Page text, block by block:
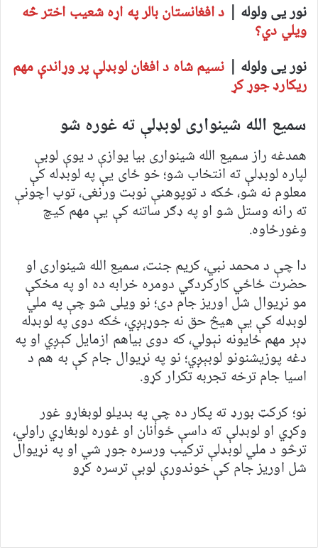
نور یی ولوله | د افغانستان بالر په اړه شعیب اختر څه
ویلي دي؟
نور یی ولوله | نسیم شاه د افغان لوبډلې پر وړاندې مهم
ریکارډ جوړ کړ
سمیع الله شینواری لوبډلې ته غوره شو
همدغه راز سمیع الله شینواری بیا یوازې د یوې لوبې
لپاره لوبډلې ته انتخاب شو؛ خو ځای یې په لوبډله کې
معلوم نه شو، ځکه د توپوهنې نوبت ورنغی، توپ اچونې
ته رانه وستل شو او په ډګر ساتنه کې یې مهم کیچ
وغورځاوه.
دا چې د محمد نبي، کریم جنت، سمیع الله شینواری او
حضرت ځاځي کارکردګي دومره خرابه ده او په مخکې
مو نړیوال شل اوریز جام دی؛ نو ویلی شو چې په ملي
لوبډله کې یې هیڅ حق نه جوړېږي، ځکه دوی په لوبډله
ډېر مهم ځایونه نېولي، که دوی بیاهم ازمایل کېږي او په
دغه پوزیشنونو لوبېږي؛ نو په نړیوال جام کې به هم د
اسیا جام ترخه تجربه تکرار کړو.
نو؛ کرکټ بورډ ته پکار ده چې په بدیلو لوبغاړو غور
وکړي او لوبډلې ته داسې ځوانان او غوره لوبغاړي راولي،
ترڅو د ملي لوبډلې ترکیب ورسره جوړ شي او په نړیوال
شل اوریز جام کې خوندورې لوبې ترسره کړو